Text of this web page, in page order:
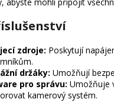
zdroje: Poskytují
držáky: Umožňují
pro správu: Umožňuje
kamerový systém.